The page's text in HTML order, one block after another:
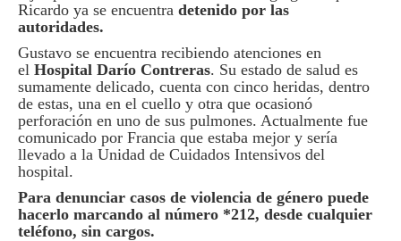
Ricardo ya se encuentra detenido por las
autoridades.
Gustavo se encuentra recibiendo atenciones en
el Hospital Darío Contreras. Su estado de salud es
sumamente delicado, cuenta con cinco heridas, dentro
de estas, una en el cuello y otra que ocasionó
perforación en uno de sus pulmones. Actualmente fue
comunicado por Francia que estaba mejor y sería
llevado a la Unidad de Cuidados Intensivos del
hospital.
Para denunciar casos de violencia de género puede
hacerlo marcando al número *212, desde cualquier
teléfono, sin cargos.